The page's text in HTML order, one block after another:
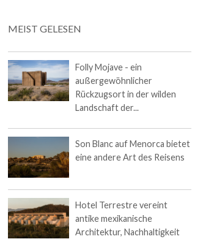
MEIST GELESEN
Folly Mojave - ein
außergewöhnlicher
Rückzugsort in der wilden
Landschaft der...
Son Blanc auf Menorca bietet
eine andere Art des Reisens
Hotel Terrestre vereint
antike mexikanische
Architektur, Nachhaltigkeit